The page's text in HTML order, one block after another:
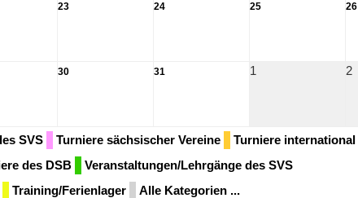
23 24 25 26
30 31 1 2
SVS Turniere sächsischer Vereine Turniere international
des DSB
Veranstaltungen/Lehrgänge des SVS
Training/Ferienlager Alle Kategorien ...